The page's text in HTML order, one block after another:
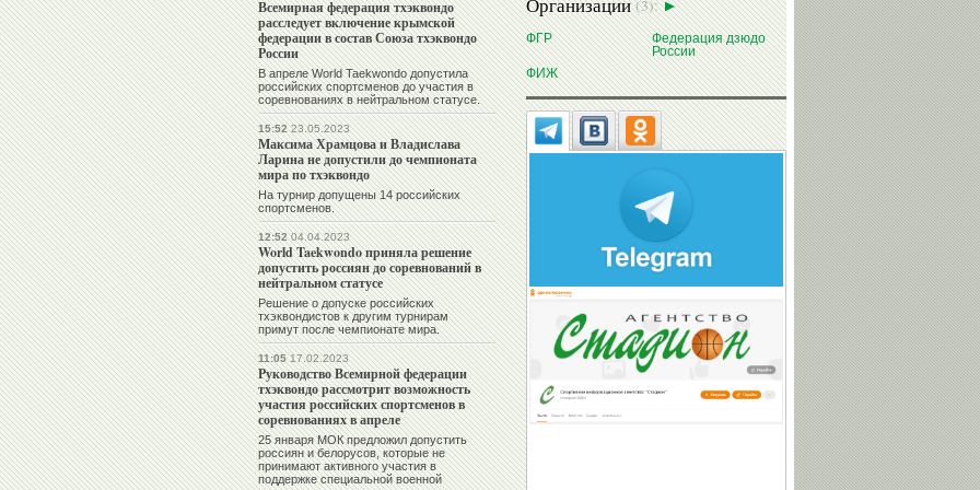
Всемирная федерация тхэквондо
расследует включение крымской
федерации в состав Союза тхэквондо
России
В апреле World Taekwondo допустила
российских спортсменов до участия в
соревнованиях в нейтральном статусе.
15:5223.05.2023
Максима Храмцова и Владислава
Ларина не допустили до чемпионата
мира по тхэквондо
На турнир допущены 14 российских
спортсменов.
12:5204.04.2023
World Taekwondo приняла решение
допустить россиян до соревнований в
нейтральном статусе
Решение о допуске российских
тхэквондистов к другим турнирам
примут после чемпионате мира.
11:0517.02.2023
Руководство Всемирной федерации
тхэквондо рассмотрит возможность
участия российских спортсменов в
соревнованиях в апреле
25 января МОК предложил допустить
россиян и белорусов, которые не
принимают активного участия в
поддержке специальной военной
Организации(3):
ФГР
Федерация дзюдо
России
ФИЖ